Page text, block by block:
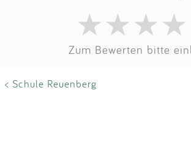
Zum Bewerten bitte
< Schule Reuenberg